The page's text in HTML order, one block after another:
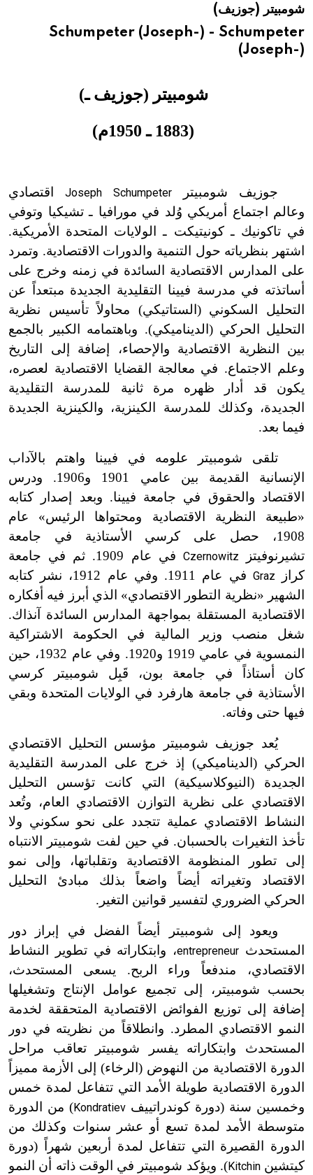
هيئة الموسوعة العربية تطلق موسوعات جديدة في عام 2026شومبيتر (جوزيف)
Schumpeter (Joseph-) - Schumpeter
(Joseph-)
شومبيتر (جوزيف ـ)
(1883 ـ 1950م)
جوزيف شومبيترJoseph Schumpeterاقتصادي
وعالم اجتماع أمريكي وُلد في مورافيا ـ تشيكيا وتوفي
في تاكونيك ـ كونيتيكت ـ الولايات المتحدة الأمريكية.
اشتهر بنظرياته حول التنمية والدورات الاقتصادية. وتمرد
على المدارس الاقتصادية السائدة في زمنه وخرج على
أساتذته في مدرسة فيينا التقليدية الجديدة مبتعداً عن
التحليل السكوني (الستاتيكي) محاولاً تأسيس نظرية
التحليل الحركي (الديناميكي). وباهتمامه الكبير بالجمع
بين النظرية الاقتصادية والإحصاء، إضافة إلى التاريخ
وعلم الاجتماع. في معالجة القضايا الاقتصادية لعصره،
يكون قد أدار ظهره مرة ثانية للمدرسة التقليدية
الجديدة، وكذلك للمدرسة الكينزية، والكينزية الجديدة
فيما بعد.
تلقى شومبيتر علومه في فيينا واهتم بالآداب
الإنسانية القديمة بين عامي 1901 و1906. ودرس
الاقتصاد والحقوق في جامعة فيينا. وبعد إصدار كتابه
«طبيعة النظرية الاقتصادية ومحتواها الرئيس» عام
1908، حصل على كرسي الأستاذية في جامعة
تشيرنوفيتز Czernowitz
في عام 1909. ثم في جامعة
كراز Graz
في عام 1911. وفي عام 1912، نشر كتابه
الشهير «نظرية التطور الاقتصادي» الذي أبرز فيه أفكاره
الاقتصادية المستقلة بمواجهة المدارس السائدة آنذاك.
شغل منصب وزير المالية في الحكومة الاشتراكية
النمسوية في عامي 1919 و1920. وفي عام 1932، حين
كان أستاذاً في جامعة بون، قَبِل شومبيتر كرسي
الأستاذية في جامعة هارفرد في الولايات المتحدة وبقي
فيها حتى وفاته.
يُعد جوزيف شومبيتر مؤسس التحليل الاقتصادي
الحركي (الديناميكي) إذ خرج على المدرسة التقليدية
الجديدة (النيوكلاسيكية) التي كانت تؤسس التحليل
الاقتصادي على نظرية التوازن الاقتصادي العام، وتُعد
النشاط الاقتصادي عملية تتجدد على نحو سكوني ولا
تأخذ التغيرات بالحسبان. في حين لفت شومبيتر الانتباه
إلى تطور المنظومة الاقتصادية وتقلباتها، وإلى نمو
الاقتصاد وتغيراته أيضاً واضعاً بذلك مبادئ التحليل
الحركي الضروري لتفسير قوانين التغير.
ويعود إلى شومبيتر أيضاً الفضل في إبراز دور
المستحدث entrepreneur، وابتكاراته في تطوير النشاط
الاقتصادي، مندفعاً وراء الربح. يسعى المستحدث،
بحسب شومبيتر، إلى تجميع عوامل الإنتاج وتشغيلها
إضافة إلى توزيع الفوائض الاقتصادية المتحققة لخدمة
النمو الاقتصادي المطرد. وانطلاقاً من نظريته في دور
المستحدث وابتكاراته يفسر شومبيتر تعاقب مراحل
الدورة الاقتصادية من النهوض (الرخاء) إلى الأزمة مميزاً
الدورة الاقتصادية طويلة الأمد التي تتفاعل لمدة خمس
وخمسين سنة (دورة كوندراتييف Kondratiev) من الدورة
متوسطة الأمد لمدة تسع أو عشر سنوات وكذلك من
الدورة القصيرة التي تتفاعل لمدة أربعين شهراً (دورة
كيتشينKitchin). ويؤكد شومبيتر في الوقت ذاته أن النمو